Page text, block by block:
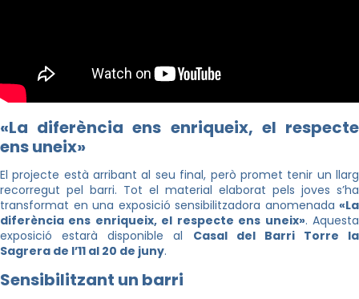
«La diferència ens enriqueix, el respecte
ens uneix»
El projecte està arribant al seu final, però promet tenir un llarg
recorregut pel barri. Tot el material elaborat pels joves s’ha
transformat en una exposició sensibilitzadora anomenada «La
diferència ens enriqueix, el respecte ens uneix». Aquesta
exposició estarà disponible al Casal del Barri Torre la
Sagrera de l’11 al 20 de juny.
Sensibilitzant un barri